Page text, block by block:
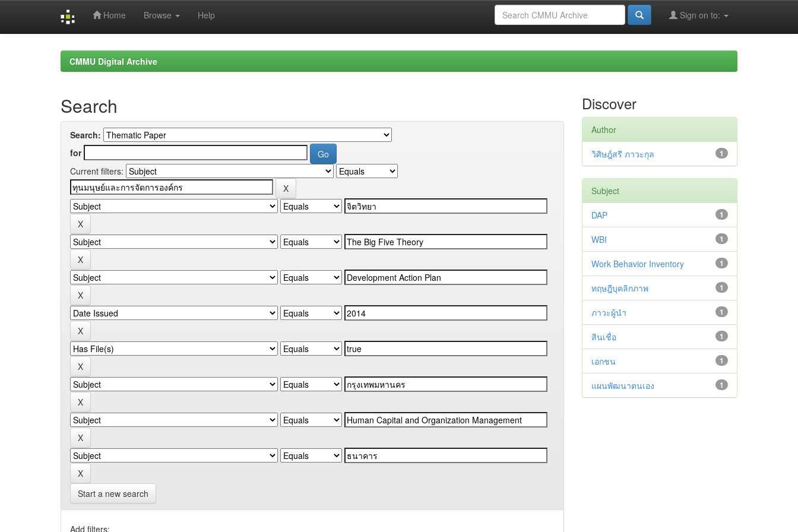
Home Browse Help Sign on to:
CMMU Digital Archive
Search
Search:
for
Current filters:
Start a new search
Add filters:
Discover
Author
1
วิศิษฎ์สรี ภาวะกุล
Subject
1
DAP
1
WBI
1
Work Behavior Inventory
1
ทฤษฎีบุคลิกภาพ
1
ภาวะผู้นำ
1
สินเชื่อ
1
เอกชน
1
แผนพัฒนาตนเอง